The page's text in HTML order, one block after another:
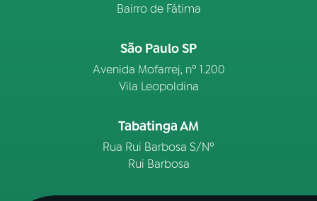
Bairro de Fátima
São Paulo SP
Avenida Mofarrej, nº 1.200
Vila Leopoldina
Tabatinga AM
Rua Rui Barbosa S/Nº
Rui Barbosa